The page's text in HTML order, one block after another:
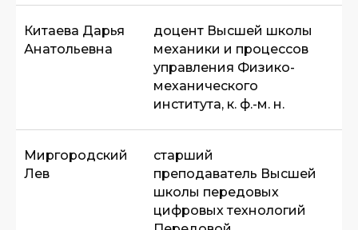
Китаева Дарья
Анатольевна
доцент Высшей школы
механики и процессов
управления Физико-
механического
института, к. ф.-м. н.
Миргородский
Лев
старший
преподаватель Высшей
школы передовых
цифровых технологий